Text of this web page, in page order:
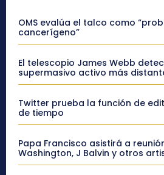
OMS evalúa el talco como
cancerígeno”
El telescopio James Webb
supermasivo activo más
Twitter prueba la función de
de tiempo
Papa Francisco asistirá a
Washington, J Balvin y otros